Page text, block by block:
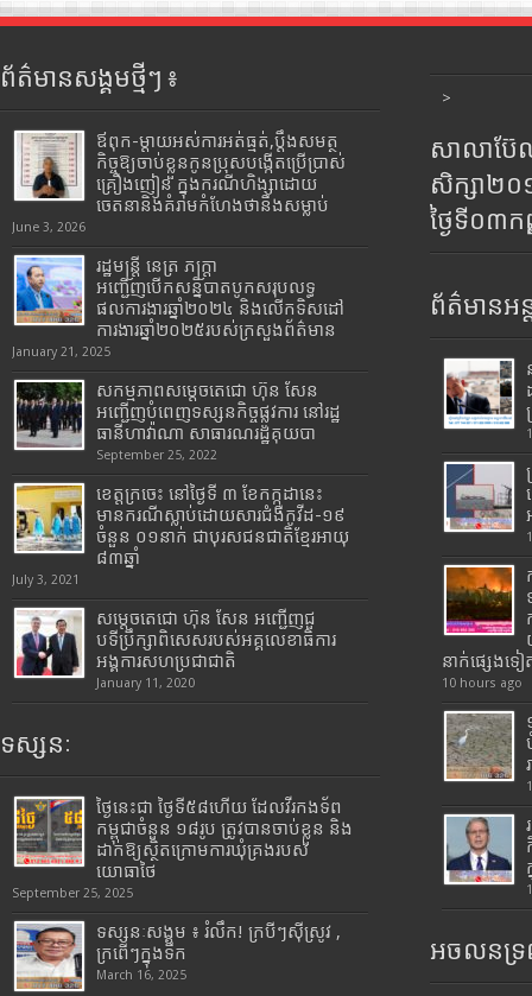
ព័ត៌មានសង្គមថ្មីៗ ៖
ឪពុក-ម្ដាយអស់ការអត់ធ្មត់,ប្ដឹងសមត្ថ
កិច្ចឱ្យចាប់ខ្លួនកូនប្រុសបង្កើតប្រើប្រាស់
គ្រឿងញៀន ក្នុងករណីហិង្សាដោយ
ចេតនានិងគំរាមកំហែងថានឹងសម្លាប់
June 3, 2026
រដ្ឋមន្រ្តី​ នេត្រ​ ភក្ត្រា​
អញ្ជើញបើកសន្និបាតបូកសរុបលទ្ធ
ផលការងារឆ្នាំ២០២៤ និងលើកទិសដៅ
ការងារឆ្នាំ២០២៥របស់​ក្រសួង​ព័ត៌មាន​
January 21, 2025
សកម្មភាពសម្តេចតេជោ ហ៊ុន សែន
អញ្ជើញបំពេញទស្សនកិច្ចផ្លូវការ នៅរដ្ឋ
ធានីហាវ៉ាណា សាធារណរដ្ឋគុយបា
September 25, 2022
ខេត្តក្រចេះ នៅថ្ងៃទី ៣ ខែកក្កដានេះ
មានករណីស្លាប់ដោយសារជំងឺកូវីដ-១៩
ចំនួន ០១នាក់ ជាបុរសជនជាតិខ្មែរអាយុ
៨៣ឆ្នាំ
July 3, 2021
សម្តេចតេជោ ហ៊ុន សែន អញ្ជើញជួ
បទីប្រឹក្សាពិសេសរបស់អគ្គលេខាធិការ
អង្គការសហប្រជាជាតិ
January 11, 2020
ទស្សនៈ
ថ្ងៃនេះជា ថ្ងៃទី៥៨ហើយ ដែលវីរកងទ័ព
កម្ពុជាចំនួន ១៨រូប ត្រូវបានចាប់ខ្លួន និង
ដាក់ឱ្យស្ថិតក្រោមការឃុំគ្រងរបស់
យោធាថៃ
September 25, 2025
ទស្សនៈសង្គម ៖ រំលឹក! ក្របីៗស៊ីស្រូវ ,
ក្រពើៗក្នុងទឹក
March 16, 2025
>
សាលាប៊ែ
សិក្សា២
ថ្ងៃទី០៣
ព័ត៌មានអន្
នាក់ផ្សេងទ
10 hours ago
អចលនទ្រ